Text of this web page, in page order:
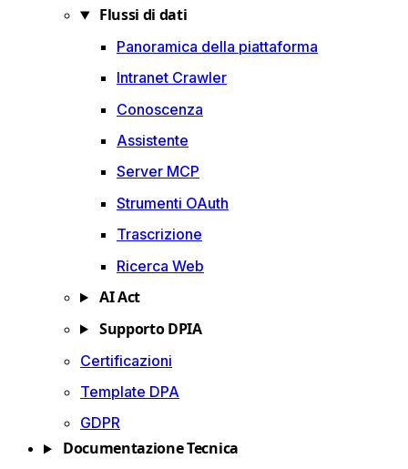
Flussi di dati
Panoramica della piattaforma
Intranet Crawler
Conoscenza
Assistente
Server MCP
Strumenti OAuth
Trascrizione
Ricerca Web
AI Act
Supporto DPIA
Certificazioni
Template DPA
GDPR
Documentazione Tecnica